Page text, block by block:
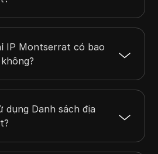
IP Montserrat có bao
dụng Danh sách địa